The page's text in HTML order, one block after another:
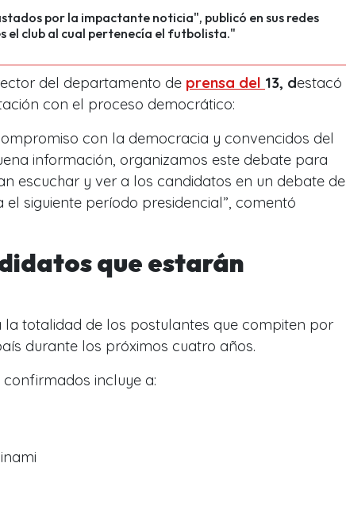
por la impactante noticia", publicó en sus redes
el club al cual pertenecía el futbolista."
del departamento de prensa del 13, destacó
con el proceso democrático:
con la democracia y convencidos del
información, organizamos este debate para
escuchar y ver a los candidatos en un debate de
siguiente período presidencial”, comentó
que estarán
la totalidad de los postulantes que compiten por
durante los próximos cuatro años.
incluye a: